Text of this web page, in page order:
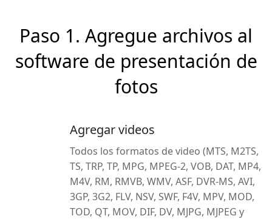
Paso 1. Agregue archivos al
software de presentación de
fotos
Agregar videos
Todos los formatos de video (MTS, M2TS,
TS, TRP, TP, MPG, MPEG-2, VOB, DAT, MP4,
M4V, RM, RMVB, WMV, ASF, DVR-MS, AVI,
3GP, 3G2, FLV, NSV, SWF, F4V, MPV, MOD,
TOD, QT, MOV, DIF, DV, MJPG, MJPEG y